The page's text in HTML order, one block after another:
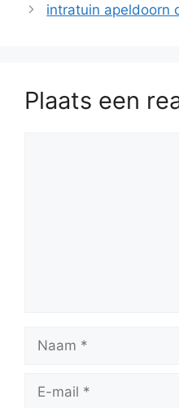
intratuin apeldoorn
Plaats een
mail